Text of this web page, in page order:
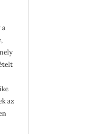
a
az